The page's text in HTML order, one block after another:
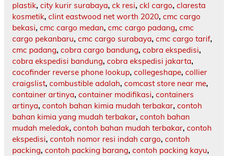
plastik, city kurir surabaya, ck resi, ckl cargo, claresta
kosmetik, clint eastwood net worth 2020, cmc cargo
bekasi, cmc cargo medan, cmc cargo padang, cmc
cargo pekanbaru, cmc cargo surabaya, cmc cargo tarif,
cmc padang, cobra cargo bandung, cobra ekspedisi,
cobra ekspedisi bandung, cobra ekspedisi jakarta,
cocofinder reverse phone lookup, collegeshape, collier
craigslist, combustible adalah, comcast store near me,
container artinya, container modifikasi, containers
artinya, contoh bahan kimia mudah terbakar, contoh
bahan kimia yang mudah terbakar, contoh bahan
mudah meledak, contoh bahan mudah terbakar, contoh
ekspedisi, contoh nomor resi indah cargo, contoh
packing, contoh packing barang, contoh packing kayu,